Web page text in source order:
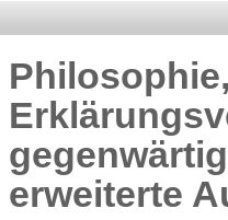
erweiterte